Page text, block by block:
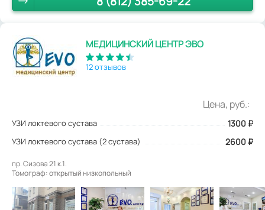
МЕДИЦИНСКИЙ ЦЕНТР ЭВО
12 отзывов
Цена, руб.:
УЗИ локтевого сустава 1300 ₽
УЗИ локтевого сустава (2 сустава) 2600 ₽
пр. Сизова 21 к.1.
Томограф: открытый низкопольный